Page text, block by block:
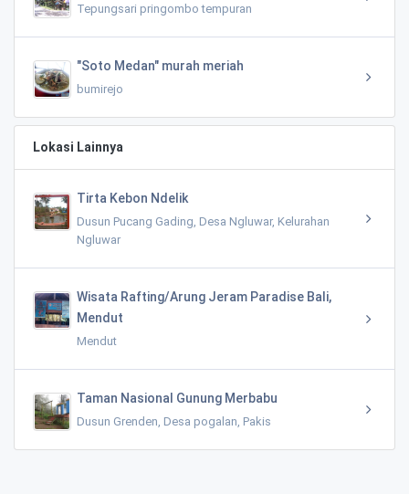
Tepungsari pringombo tempuran
"Soto Medan" murah meriah
bumirejo
Lokasi Lainnya
Tirta Kebon Ndelik
Dusun Pucang Gading, Desa Ngluwar, Kelurahan
Ngluwar
Wisata Rafting/Arung Jeram Paradise Bali,
Mendut
Mendut
Taman Nasional Gunung Merbabu
Dusun Grenden, Desa pogalan, Pakis